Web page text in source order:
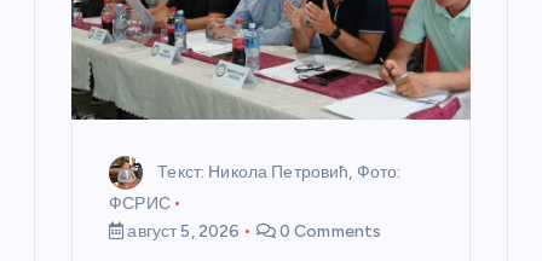
Текст: Никола Петровић, Фото:
ФСРИС
август 5, 2026
0 Comments